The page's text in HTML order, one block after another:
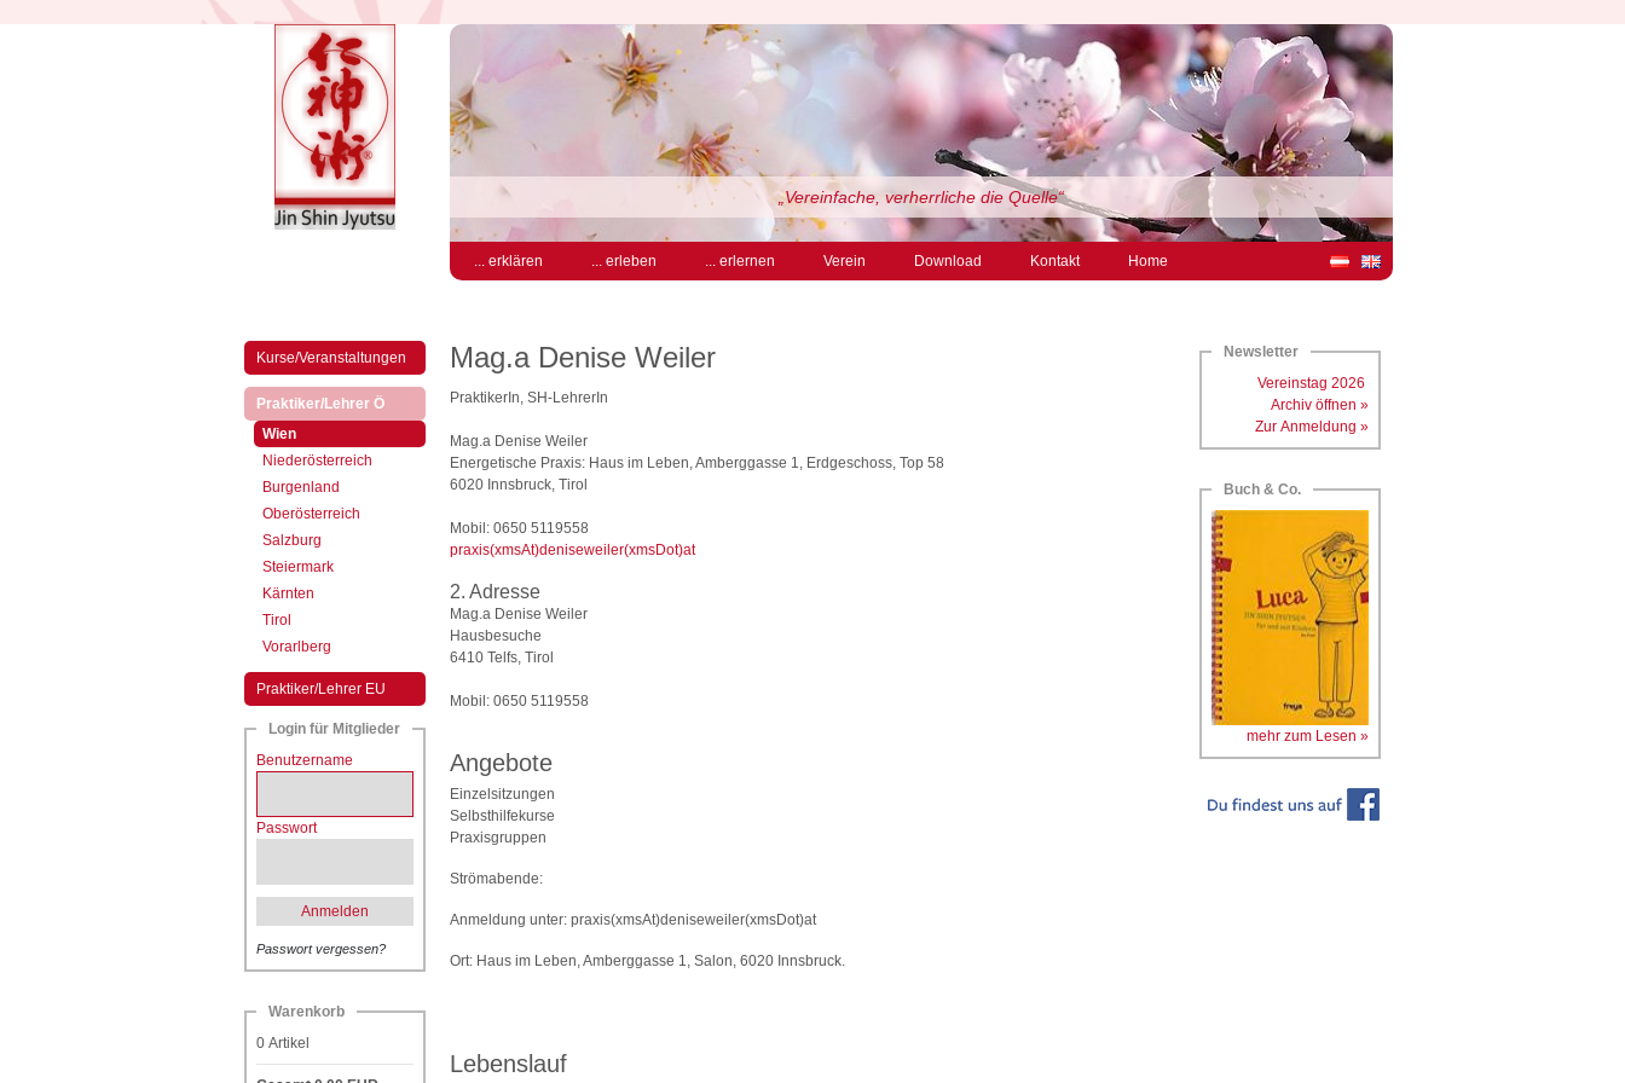
„Vereinfache, verherrliche die Quelle“
... erklären ... erleben ... erlernen Verein Download Kontakt Home
Kurse/Veranstaltungen
Praktiker/Lehrer Ö(aktiv)
Wien(aktiv)
Niederösterreich
Burgenland
Oberösterreich
Salzburg
Steiermark
Kärnten
Tirol
Vorarlberg
Praktiker/Lehrer EU
Login für Mitglieder
Benutzername
Passwort
Anmelden
Passwort vergessen?
Warenkorb
0 Artikel
Mag.a Denise Weiler
PraktikerIn, SH-LehrerIn
Mag.a Denise Weiler
Energetische Praxis: Haus im Leben, Amberggasse 1, Erdgeschoss, Top 58
6020 Innsbruck, Tirol
Mobil: 0650 5119558
praxis(xmsAt)deniseweiler(xmsDot)at
2. Adresse
Mag.a Denise Weiler
Hausbesuche
6410 Telfs, Tirol
Mobil: 0650 5119558
Angebote
Einzelsitzungen
Selbsthilfekurse
Praxisgruppen
Strömabende:
Anmeldung unter: praxis(xmsAt)deniseweiler(xmsDot)at
Ort: Haus im Leben, Amberggasse 1, Salon, 6020 Innsbruck.
Lebenslauf
Newsletter
Vereinstag 2026
Archiv öffnen »
Zur Anmeldung »
Buch & Co.
mehr zum Lesen »